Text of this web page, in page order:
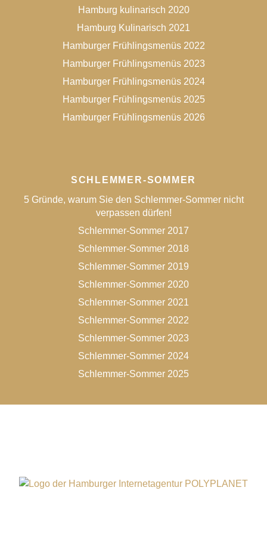
Hamburg kulinarisch 2020
Hamburg Kulinarisch 2021
Hamburger Frühlingsmenüs 2022
Hamburger Frühlingsmenüs 2023
Hamburger Frühlingsmenüs 2024
Hamburger Frühlingsmenüs 2025
Hamburger Frühlingsmenüs 2026
SCHLEMMER-SOMMER
5 Gründe, warum Sie den Schlemmer-Sommer nicht
verpassen dürfen!
Schlemmer-Sommer 2017
Schlemmer-Sommer 2018
Schlemmer-Sommer 2019
Schlemmer-Sommer 2020
Schlemmer-Sommer 2021
Schlemmer-Sommer 2022
Schlemmer-Sommer 2023
Schlemmer-Sommer 2024
Schlemmer-Sommer 2025